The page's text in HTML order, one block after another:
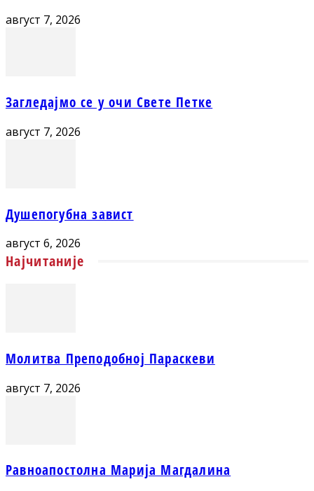
август 7, 2026
Загледајмо се у очи Свете Петке
август 7, 2026
Душепогубна завист
август 6, 2026
Најчитаније
Молитва Преподобној Параскеви
август 7, 2026
Равноапостолна Марија Магдалина